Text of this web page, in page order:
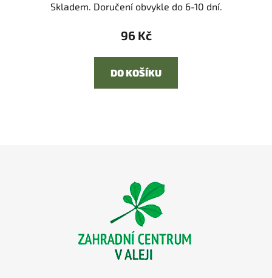
Skladem. Doručení obvykle do 6-10 dní.
96 Kč
DO KOŠÍKU